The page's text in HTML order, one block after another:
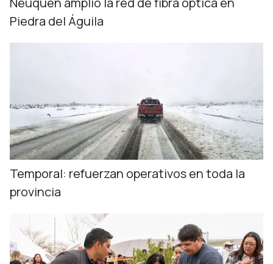
Piedra del Águila
Temporal: refuerzan operativos en toda la
provincia